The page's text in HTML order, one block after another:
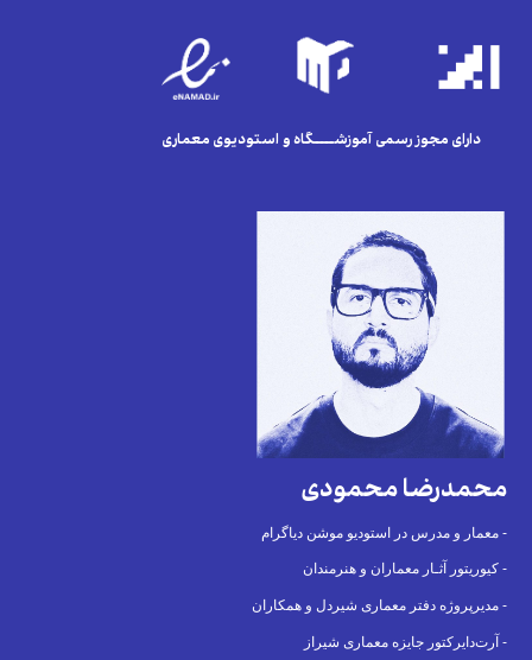
دارای مجوز رسمی آموزشــــگاه و استودیوی معماری
محمدرضا محمودی
معمار و مدرس در استودیو موشن دیاگرام -
کیوریتور آثـار معماران و هنرمندان -
مدیرپروژه دفتر معماری شیردل و همکاران -
آرت‌دایرکتور جایزه معماری شیراز -